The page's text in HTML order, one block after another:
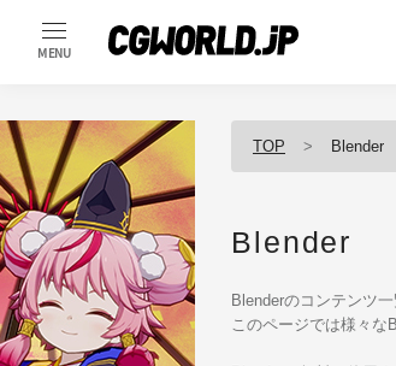
MENU
TOP Blender
Blender
Blenderのコンテンツ一
このページでは様々な